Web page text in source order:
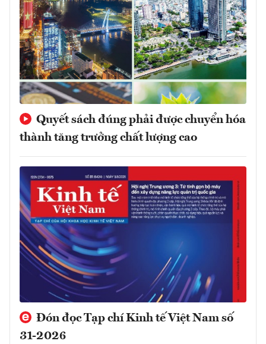
Quyết sách đúng phải được chuyển hóa
thành tăng trưởng chất lượng cao
Đón đọc Tạp chí Kinh tế Việt Nam số
31-2026